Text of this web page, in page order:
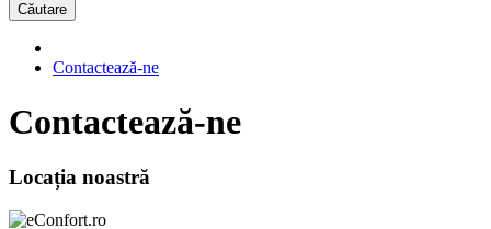
Căutare
Contactează-ne
Contactează-ne
Locația noastră